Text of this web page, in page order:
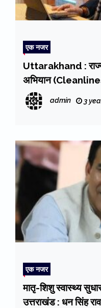
एक नजर
Uttarakhand :
अभियान
पर चलाया जाए :
admin 3
एक नजर
मातृ-शिशु स्वास्थ्य
उत्तराखंड : धन सिंह